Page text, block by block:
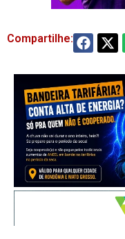
Compartilhe: